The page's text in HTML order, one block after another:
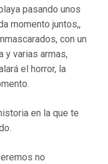
pasando unos
momento juntos,,
con un
y varias armas,
el horror, la
en la que te
no